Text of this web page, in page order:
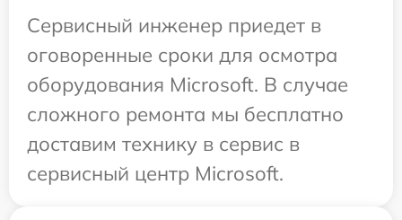
Сервисный инженер приедет в
оговоренные сроки для осмотра
оборудования Microsoft. В случае
сложного ремонта мы бесплатно
доставим технику в сервис в
сервисный центр Microsoft.